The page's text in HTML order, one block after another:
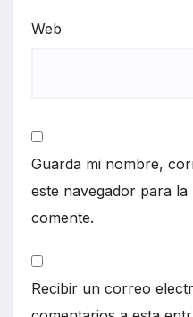
Web
Guarda mi nombre,
este navegador para
comente.
Recibir un correo